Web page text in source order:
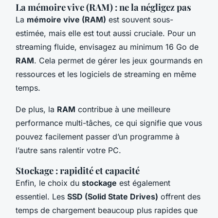
La mémoire vive (RAM) : ne la négligez pas
La mémoire vive (RAM) est souvent sous-
estimée, mais elle est tout aussi cruciale. Pour un
streaming fluide, envisagez au minimum 16 Go de
RAM. Cela permet de gérer les jeux gourmands en
ressources et les logiciels de streaming en même
temps.
De plus, la RAM contribue à une meilleure
performance multi-tâches, ce qui signifie que vous
pouvez facilement passer d’un programme à
l’autre sans ralentir votre PC.
Stockage : rapidité et capacité
Enfin, le choix du stockage est également
essentiel. Les SSD (Solid State Drives) offrent des
temps de chargement beaucoup plus rapides que